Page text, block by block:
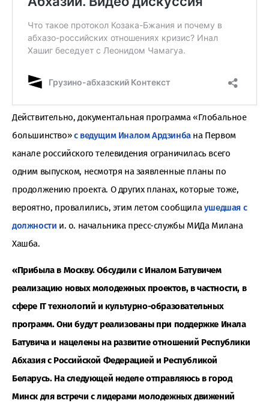
Действительно, документальная программа «Глобальное
большинство»с ведущим Иналом Ардзинбана Первом
канале российского телевидения ограничилась всего
одним выпуском, несмотря на заявленные планы по
продолжению проекта. О других планах, которые тоже,
вероятно, провалились, этим летом сообщилаушедшая с
должности и. о. начальника пресс-службы МИДа Милана
Хашба.
«Прибыла в Москву. Обсудили с Иналом Батувичем
реализацию новых молодежных проектов, в частности, в
сфере IT технологий и культурно-образовательных
программ. Они будут реализованы при поддержке Инала
Батувича и нацелены на развитие отношений Республики
Абхазия с Российской Федерацией и Республикой
Беларусь. На следующей неделе отправляюсь в город
Минск для встречи с лидерами молодежных движений